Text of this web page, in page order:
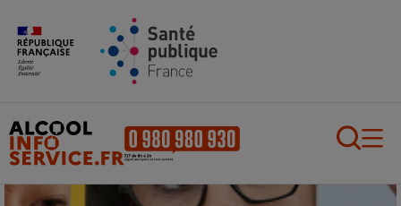
Aller au contenu principal